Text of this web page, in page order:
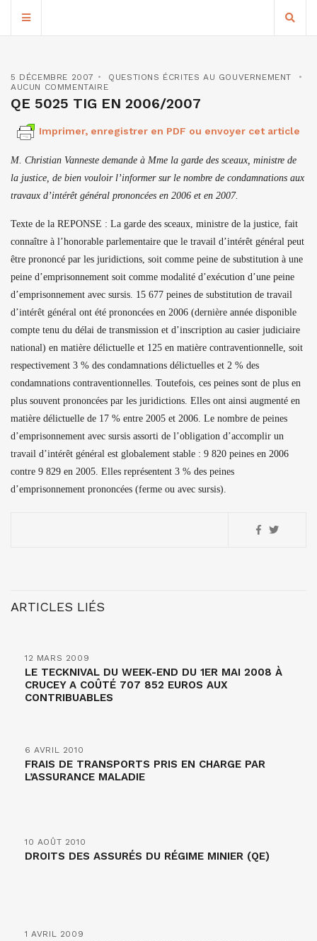
5 DÉCEMBRE 2007
QUESTIONS ÉCRITES AU GOUVERNEMENT
AUCUN COMMENTAIRE
QE 5025 TIG EN 2006/2007
Imprimer, enregistrer en PDF ou envoyer cet article
M. Christian Vanneste demande à Mme la garde des sceaux, ministre de
la justice, de bien vouloir l’informer sur le nombre de condamnations aux
travaux d’intérêt général prononcées en 2006 et en 2007.
Texte de la REPONSE : La garde des sceaux, ministre de la justice, fait
connaître à l’honorable parlementaire que le travail d’intérêt général peut
être prononcé par les juridictions, soit comme peine de substitution à une
peine d’emprisonnement soit comme modalité d’exécution d’une peine
d’emprisonnement avec sursis. 15 677 peines de substitution de travail
d’intérêt général ont été prononcées en 2006 (dernière année disponible
compte tenu du délai de transmission et d’inscription au casier judiciaire
national) en matière délictuelle et 125 en matière contraventionnelle, soit
respectivement 3 % des condamnations délictuelles et 2 % des
condamnations contraventionnelles. Toutefois, ces peines sont de plus en
plus souvent prononcées par les juridictions. Elles ont ainsi augmenté en
matière délictuelle de 17 % entre 2005 et 2006. Le nombre de peines
d’emprisonnement avec sursis assorti de l’obligation d’accomplir un
travail d’intérêt général est globalement stable : 9 820 peines en 2006
contre 9 829 en 2005. Elles représentent 3 % des peines
d’emprisonnement prononcées (ferme ou avec sursis).
ARTICLES LIÉS
12 MARS 2009
LE TECKNIVAL DU WEEK-END DU 1ER MAI 2008 À
CRUCEY A COÛTÉ 707 852 EUROS AUX
CONTRIBUABLES
6 AVRIL 2010
FRAIS DE TRANSPORTS PRIS EN CHARGE PAR
L’ASSURANCE MALADIE
10 AOÛT 2010
DROITS DES ASSURÉS DU RÉGIME MINIER (QE)
1 AVRIL 2009